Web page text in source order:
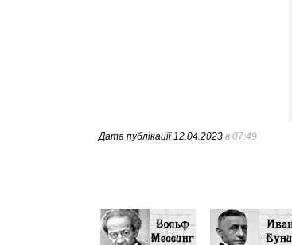
Дата публікації12.04.2023 в 07:49